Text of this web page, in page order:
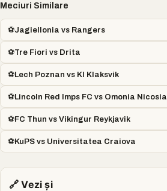
Meciuri Similare
⚽Jagiellonia vs Rangers
⚽Tre Fiori vs Drita
⚽Lech Poznan vs KI Klaksvik
⚽Lincoln Red Imps FC vs Omonia Nicosia
⚽FC Thun vs Vikingur Reykjavik
⚽KuPS vs Universitatea Craiova
🔗 Vezi și